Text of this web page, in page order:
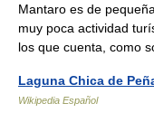
Mantaro es de
muy poca actividad
los que cuenta,
Laguna Chica de
Wikipedia Español